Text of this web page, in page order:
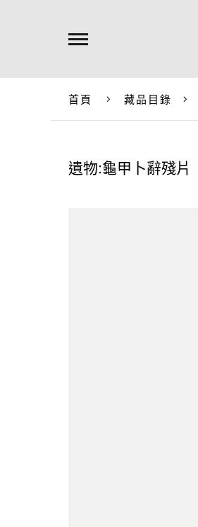
首頁 藏品目錄
遺物:龜甲卜辭殘片